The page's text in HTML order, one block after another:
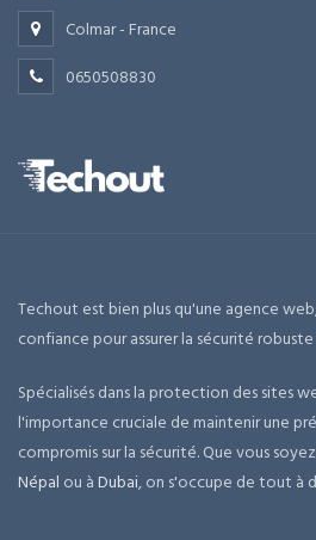
Colmar - France
0650508830
Techout est bien plus qu'une agence
confiance pour assurer la sécurité
Spécialisés dans la protection des sites
l'importance cruciale de maintenir une
compromis sur la sécurité. Que vous
Népal ou àDubai, on s'occupe de tout à